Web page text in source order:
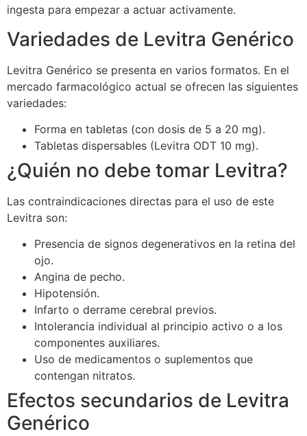
ingesta para empezar a actuar activamente.
Variedades de Levitra Genérico
Levitra Genérico se presenta en varios formatos. En el
mercado farmacológico actual se ofrecen las siguientes
variedades:
Forma en tabletas (con dosis de 5 a 20 mg).
Tabletas dispersables (Levitra ODT 10 mg).
¿Quién no debe tomar Levitra?
Las contraindicaciones directas para el uso de este
Levitra son:
Presencia de signos degenerativos en la retina del
ojo.
Angina de pecho.
Hipotensión.
Infarto o derrame cerebral previos.
Intolerancia individual al principio activo o a los
componentes auxiliares.
Uso de medicamentos o suplementos que
contengan nitratos.
Efectos secundarios de Levitra
Genérico